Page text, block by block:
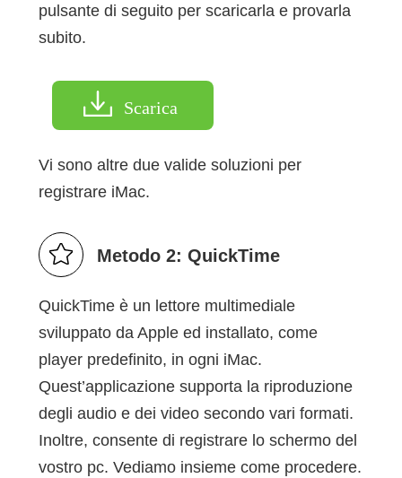
pulsante di seguito per scaricarla e provarla
subito.
Scarica
Vi sono altre due valide soluzioni per
registrare iMac.
Metodo 2: QuickTime
QuickTime è un lettore multimediale
sviluppato da Apple ed installato, come
player predefinito, in ogni iMac.
Quest’applicazione supporta la riproduzione
degli audio e dei video secondo vari formati.
Inoltre, consente di registrare lo schermo del
vostro pc. Vediamo insieme come procedere.